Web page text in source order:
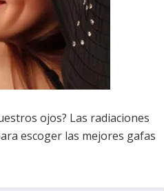
ojos? Las radiaciones
escoger las mejores gafas